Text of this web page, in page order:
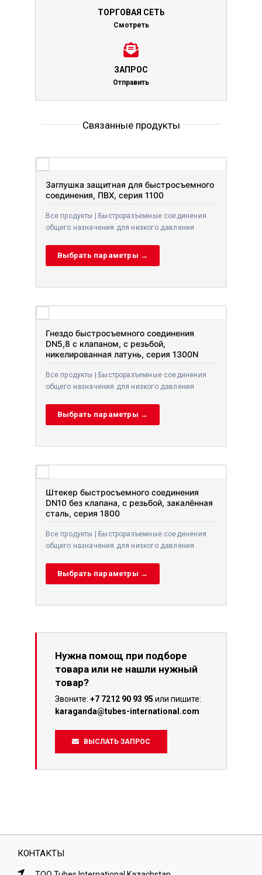
ТОРГОВАЯ СЕТЬ
Смотреть
ЗАПРОС
Отправить
Связанные продукты
Заглушка защитная для быстросъемного
соединения, ПВХ, серия 1100
Все продукты | Быстроразъемные соединения
общего назначения для низкого давления
Выбрать параметры →
Гнездо быстросъемного соединения
DN5,8 с клапаном, с резьбой,
никелированная латунь, серия 1300N
Все продукты | Быстроразъемные соединения
общего назначения для низкого давления
Выбрать параметры →
Штекер быстросъемного соединения
DN10 без клапана, с резьбой, закалённая
сталь, серия 1800
Все продукты | Быстроразъемные соединения
общего назначения для низкого давления
Выбрать параметры →
Нужна помощ при подборе
товара или не нашли нужный
товар?
Звоните: +7 7212 90 93 95 или пишите:
karaganda@tubes-international.com
ВЫСЛАТЬ ЗАПРОС
КОНТАКТЫ